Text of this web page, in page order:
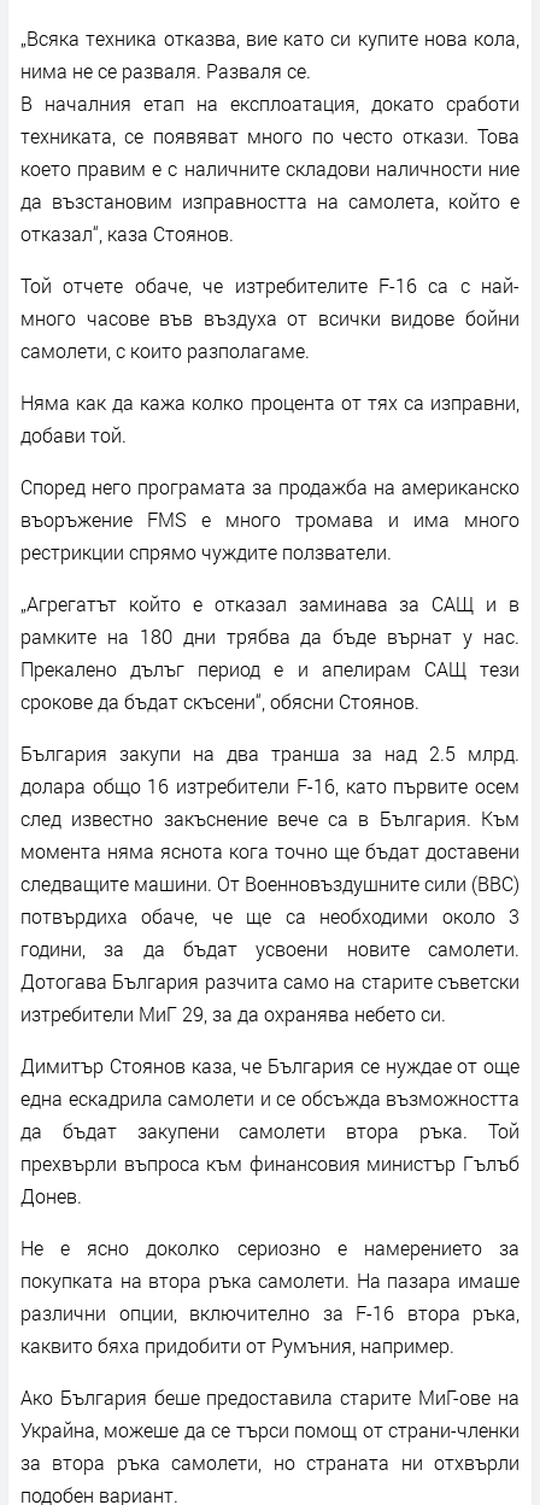
„Всяка техника отказва, вие като си купите нова кола,
нима не се разваля. Разваля се.
В началния етап на експлоатация, докато сработи
техниката, се появяват много по често откази. Това
което правим е с наличните складови наличности ние
да възстановим изправността на самолета, който е
отказал“, каза Стоянов.
Той отчете обаче, че изтребителите F-16 са с най-
много часове във въздуха от всички видове бойни
самолети, с които разполагаме.
Няма как да кажа колко процента от тях са изправни,
добави той.
Според него програмата за продажба на американско
въоръжение FMS e много тромава и има много
рестрикции спрямо чуждите ползватели.
„Агрегатът който е отказал заминава за САЩ и в
рамките на 180 дни трябва да бъде върнат у нас.
Прекалено дълъг период е и апелирам САЩ тези
срокове да бъдат скъсени“, обясни Стоянов.
България закупи на два транша за над 2.5 млрд.
долара общо 16 изтребители F-16, като първите осем
след известно закъснение вече са в България. Към
момента няма яснота кога точно ще бъдат доставени
следващите машини. От Военновъздушните сили (ВВС)
потвърдиха обаче, че ще са необходими около 3
години, за да бъдат усвоени новите самолети.
Дотогава България разчита само на старите съветски
изтребители MиГ 29, за да охранява небето си.
Димитър Стоянов каза, че България се нуждае от още
една ескадрила самолети и се обсъжда възможността
да бъдат закупени самолети втора ръка. Той
прехвърли въпроса към финансовия министър Гълъб
Донев.
Не е ясно доколко сериозно е намерението за
покупката на втора ръка самолети. На пазара имаше
различни опции, включително за F-16 втора ръка,
каквито бяха придобити от Румъния, например.
Ако България беше предоставила старите МиГ-ове на
Украйна, можеше да се търси помощ от страни-членки
за втора ръка самолети, но страната ни отхвърли
подобен вариант.